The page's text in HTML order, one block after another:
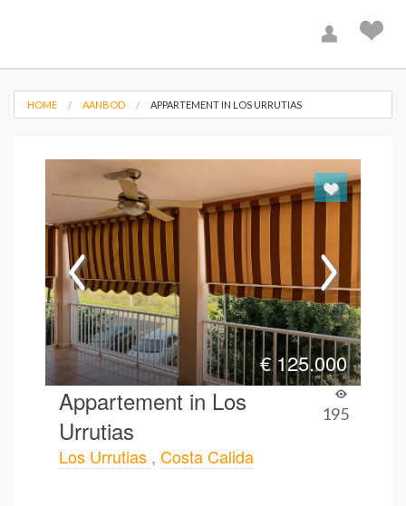
HOME AANBOD APPARTEMENT IN LOS URRUTIAS
€ 125.000
Appartement in Los
Urrutias
195
Los Urrutias , Costa Calida